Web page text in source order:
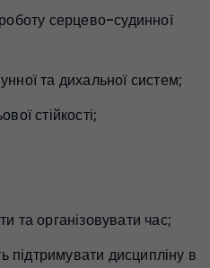
серцево-судинної
та дихальної систем;
стійкості;
та організовувати час;
підтримувати дисципліну в